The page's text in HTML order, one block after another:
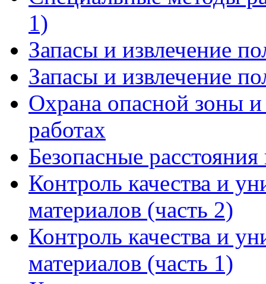
1)
Запасы и извлечение
Запасы и извлечение
Охрана опасной зоны
работах
Безопасные
Контроль качества и
материалов (часть 2)
Контроль качества и
материалов (часть 1)